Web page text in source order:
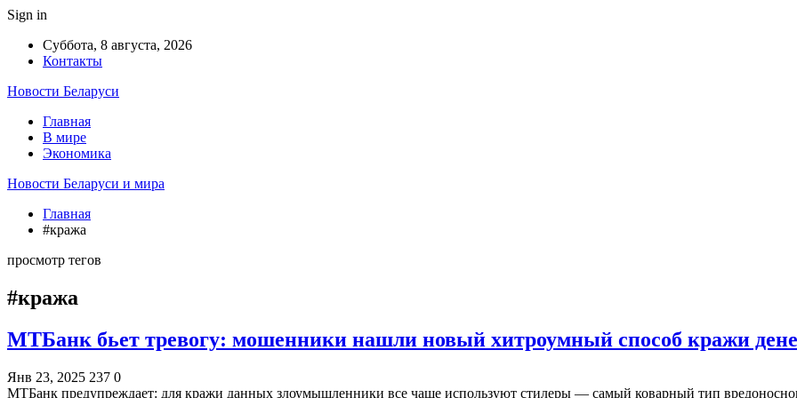
Sign in
Суббота, 8 августа, 2026
Контакты
Новости Беларуси
Главная
В мире
Экономика
Новости Беларуси и мира
Главная
#кража
просмотр тегов
#кража
МТБанк бьет тревогу: мошенники нашли новый хитроумный способ кражи
Янв 23, 2025 237 0
МТБанк предупреждает: для кражи данных злоумышленники все чаще используют стилеры — самый коварный тип